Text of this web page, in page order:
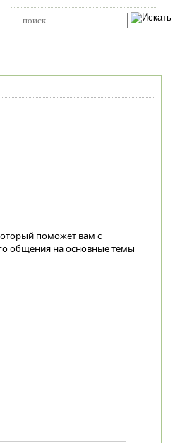
поможет вам с
общения на основные темы